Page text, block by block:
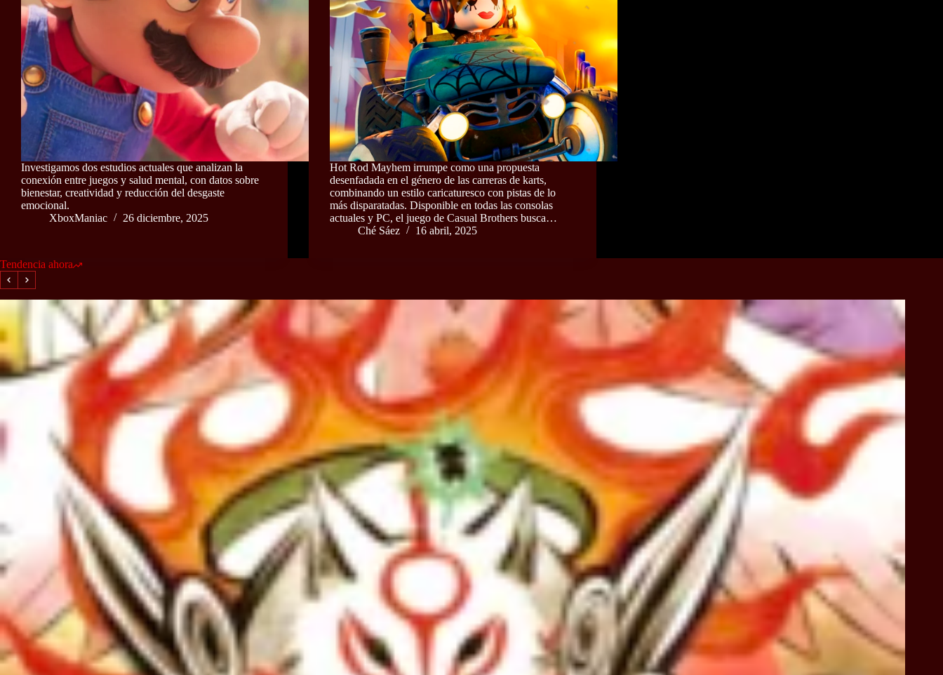
Investigamos dos estudios actuales que analizan la
conexión entre juegos y salud mental, con datos sobre
bienestar, creatividad y reducción del desgaste
emocional.
XboxManiac
26 diciembre, 2025
Hot Rod Mayhem irrumpe como una propuesta
desenfadada en el género de las carreras de karts,
combinando un estilo caricaturesco con pistas de lo
más disparatadas. Disponible en todas las consolas
actuales y PC, el juego de Casual Brothers busca…
Ché Sáez
16 abril, 2025
Tendencia ahora